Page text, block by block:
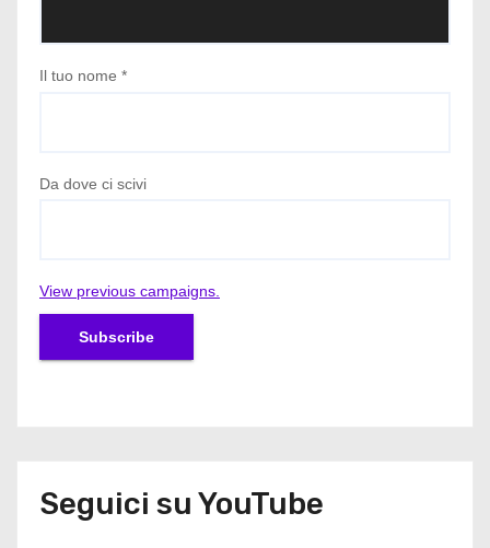
Il tuo nome *
Da dove ci scivi
View previous campaigns.
Seguici su YouTube